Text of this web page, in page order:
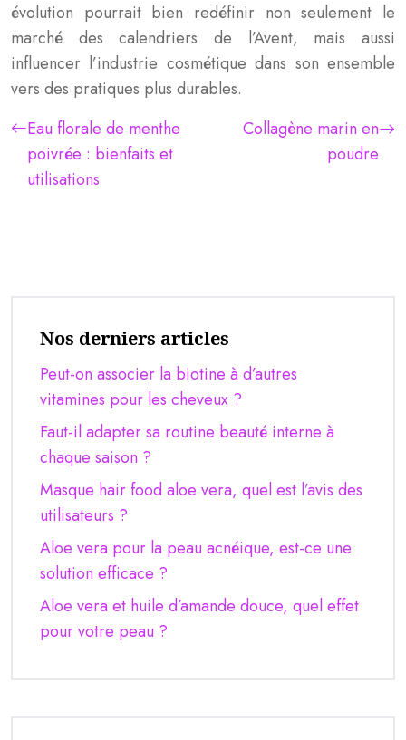
évolution pourrait bien redéfinir non seulement le
marché des calendriers de l’Avent, mais aussi
influencer l’industrie cosmétique dans son ensemble
vers des pratiques plus durables.
Eau florale de menthe
poivrée : bienfaits et
utilisations
Collagène marin en
poudre
Nos derniers articles
Peut-on associer la biotine à d’autres
vitamines pour les cheveux ?
Faut-il adapter sa routine beauté interne à
chaque saison ?
Masque hair food aloe vera, quel est l’avis des
utilisateurs ?
Aloe vera pour la peau acnéique, est-ce une
solution efficace ?
Aloe vera et huile d’amande douce, quel effet
pour votre peau ?